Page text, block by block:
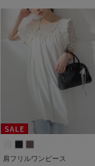
肩フリルワンピース